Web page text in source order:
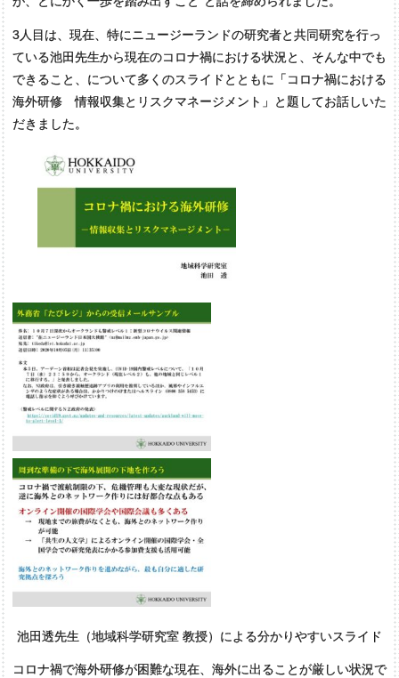
3人目は、現在、特にニュージーランドの研究者と共同研究を行っ
ている池田先生から現在のコロナ禍における状況と、そんな中でも
できること、について多くのスライドとともに「コロナ禍における
海外研修 情報収集とリスクマネージメント」と題してお話しいた
だきました。
池田透先生（地域科学研究室 教授）による分かりやすいスライド
コロナ禍で海外研修が困難な現在、海外に出ることが厳しい状況で